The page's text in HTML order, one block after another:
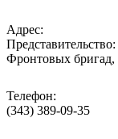
Адрес:
Фронтовых бригад,
Телефон:
(343) 389-09-35